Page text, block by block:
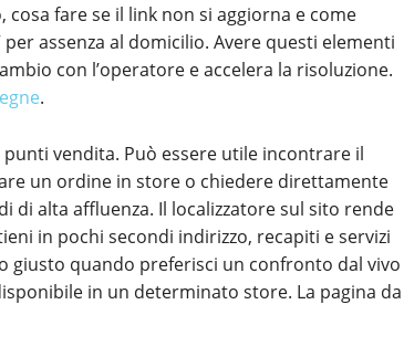
fare se il link non si aggiorna e come
assenza al domicilio. Avere questi elementi
con l’operatore e accelera la risoluzione.
.
vendita. Può essere utile incontrare il
un ordine in store o chiedere direttamente
di alta affluenza. Il localizzatore sul sito rende
in pochi secondi indirizzo, recapiti e servizi
giusto quando preferisci un confronto dal vivo
in un determinato store. La pagina da